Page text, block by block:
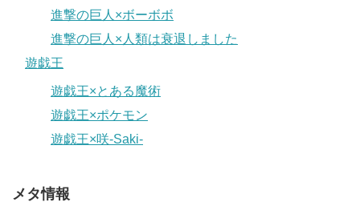
進撃の巨人×ボーボボ
進撃の巨人×人類は衰退しました
遊戯王
遊戯王×とある魔術
遊戯王×ポケモン
遊戯王×咲-Saki-
メタ情報